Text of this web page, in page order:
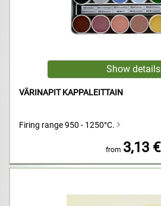
VÄRINAPIT KAPPALEITTAIN
Firing range 950 - 1250°C.
from 3,13 €